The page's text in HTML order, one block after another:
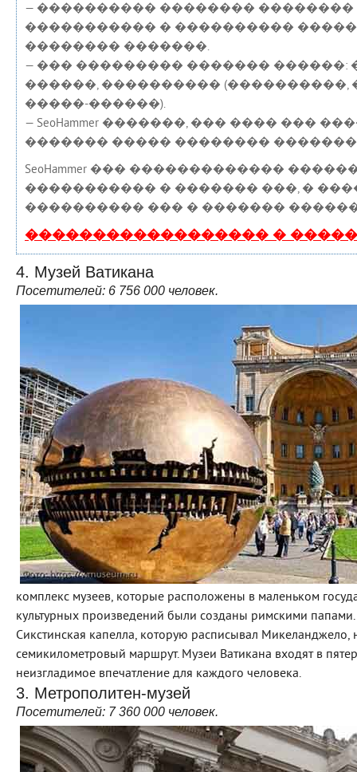
— ���������� �������� ��������
����������� � ����������
�������� �������.
— ��� ��������� ������� ������:
������, ���������� (����������,
�����-������).
— SeoHammer �������, ��� ���� ���
������� ����� ��������
SeoHammer ��� �������������
����������� � ������� ���, �
���������� ��� � ������� ������
������������������ �
4. Музей Ватикана
Посетителей: 6 756 000 человек.
комплекс музеев, которые расположены в маленьком
культурных произведений были созданы римскими
Сикстинская капелла, которую расписывал Микеланджело,
семикилометровый маршрут. Музеи Ватикана входят в
неизгладимое впечатление для каждого человека.
3. Метрополитен-музей
Посетителей: 7 360 000 человек.